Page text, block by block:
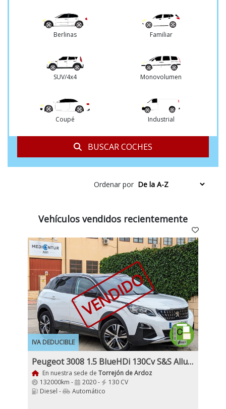
Berlinas Familiar
SUV/4x4 Monovolumen
Coupé Industrial
BUSCAR COCHES
Ordenar por
Vehículos vendidos recientemente
IVA DEDUCIBLE
VENDIDO
Peugeot 3008 1.5 BlueHDi 130Cv S&S Allure EAT8
En nuestra sede de Torrejón de Ardoz
132000km -
2020 -
130 CV
Diesel -
Automático